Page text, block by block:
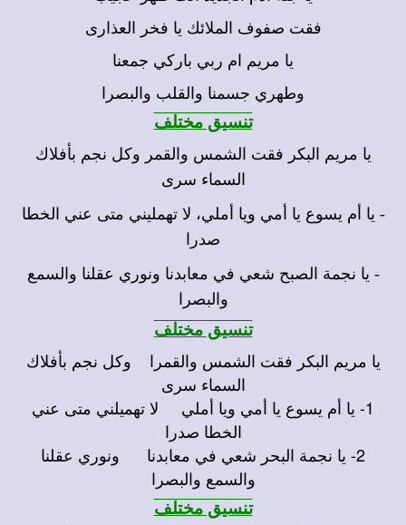
فقت صفوف الملائك يا فخر العذارى
يا مريم ام ربي باركي جمعنا
وطهري جسمنا والقلب والبصرا
تنسيق مختلف
يا مريم البكر فقت الشمس والقمر وكل نجم بأفلاك
السماء سرى
- يا أم يسوع يا أمي ويا أملي، لا تهمليني متى عني الخطا
صدرا
- يا نجمة الصبح شعي في معابدنا ونوري عقلنا والسمع
والبصرا
تنسيق مختلف
يا مريم البكر فقت الشمس والقمرا وكل نجم بأفلاك
السماء سرى
1- يا أم يسوع يا أمي ويا أملي لا تهميلني متى عني
الخطا صدرا
2- يا نجمة البحر شعي في معابدنا ونوري عقلنا
والسمع والبصرا
تنسيق مختلف